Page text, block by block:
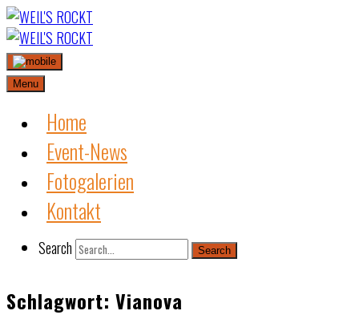
Skip
to
content
Menu
Home
Event-News
Fotogalerien
Kontakt
Search Search
Schlagwort: Vianova